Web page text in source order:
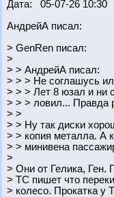
Дата: 05-07-26 10:30
АндрейА писал:
> GenRen писал:
>
> > АндрейА писал:
> > > Не соглашусь
> > > Лет 8 юзал и ни
> > > ловил... Правда
> >
> > Ну так диски
> > копия металла. А
> > минивена
>
> Они от Гелика, Ген.
> ТС пишет что
> колесо. Прокатка у